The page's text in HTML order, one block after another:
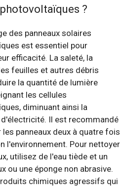
?
des panneaux solaires
est essentiel pour
efficacité. La saleté, la
feuilles et autres débris
la quantité de lumière
les cellules
diminuant ainsi la
Il est recommandé
les panneaux deux à quatre fois
l'environnement. Pour nettoyer
utilisez de l'eau tiède et un
ou une éponge non abrasive.
chimiques agressifs qui